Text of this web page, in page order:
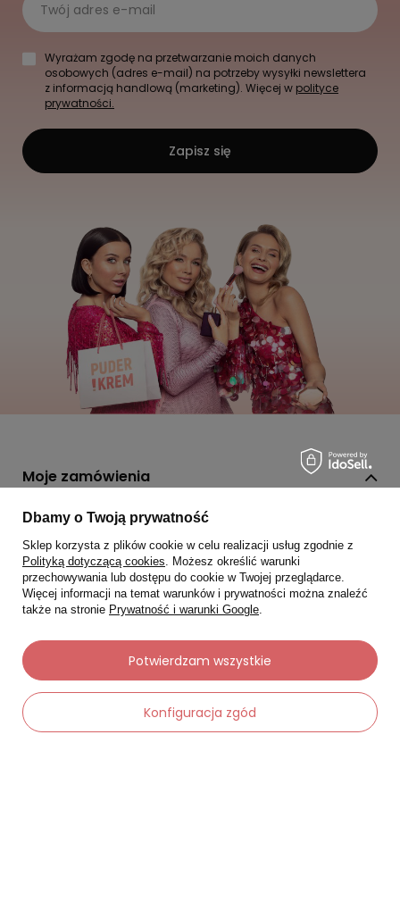
Twój adres e-mail
Wyrażam zgodę na przetwarzanie moich danych
osobowych (adres e-mail) na potrzeby wysyłki newslettera
z informacją handlową (marketing). Więcej w polityce
prywatności.
Zapisz się
Moje zamówienia
Status zamówienia
Śledzenie przesyłki
Chcę zareklamować produkt
Chcę zwrócić produkt
Chcę wymienić towar
Kontakt
Moje konto
Dbamy o Twoją prywatność
Sklep korzysta z plików cookie w celu realizacji usług zgodnie z
Polityką dotyczącą cookies. Możesz określić warunki
przechowywania lub dostępu do cookie w Twojej przeglądarce.
Więcej informacji na temat warunków i prywatności można znaleźć
także na stronie Prywatność i warunki Google.
Konfiguracja zgód
Potwierdzam wszystkie